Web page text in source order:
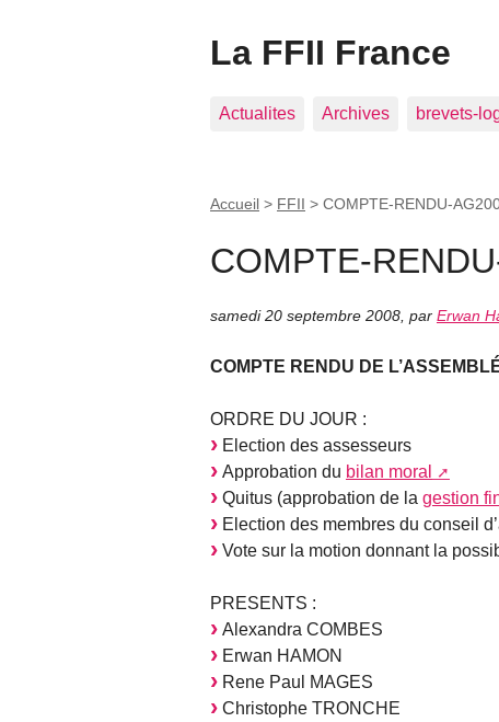
La FFII France
Actualites Archives brevets-
Accueil > FFII > COMPTE-RENDU-
COMPTE-
samedi 20 septembre 2008 par Erwan
COMPTE RENDU DE
ORDRE DU JOUR :
Election des assesseurs
Approbation du bilan moral
Quitus (approbation de la gestion
Election des membres du conseil
Vote sur la motion donnant la
PRESENTS :
Alexandra COMBES
Erwan HAMON
Rene Paul MAGES
Christophe TRONCHE